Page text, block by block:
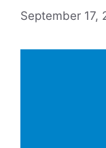
September 17,